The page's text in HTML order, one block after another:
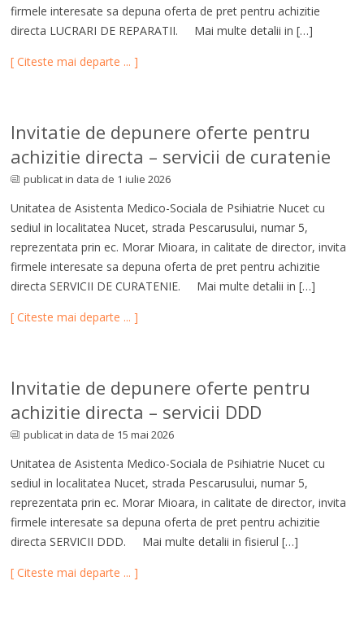
firmele interesate sa depuna oferta de pret pentru achizitie
directa LUCRARI DE REPARATII. Mai multe detalii in […]
[ Citeste mai departe ... ]
Invitatie de depunere oferte pentru
achizitie directa – servicii de curatenie
publicat in data de 1 iulie 2026
Unitatea de Asistenta Medico-Sociala de Psihiatrie Nucet cu
sediul in localitatea Nucet, strada Pescarusului, numar 5,
reprezentata prin ec. Morar Mioara, in calitate de director, invita
firmele interesate sa depuna oferta de pret pentru achizitie
directa SERVICII DE CURATENIE. Mai multe detalii in […]
[ Citeste mai departe ... ]
Invitatie de depunere oferte pentru
achizitie directa – servicii DDD
publicat in data de 15 mai 2026
Unitatea de Asistenta Medico-Sociala de Psihiatrie Nucet cu
sediul in localitatea Nucet, strada Pescarusului, numar 5,
reprezentata prin ec. Morar Mioara, in calitate de director, invita
firmele interesate sa depuna oferta de pret pentru achizitie
directa SERVICII DDD. Mai multe detalii in fisierul […]
[ Citeste mai departe ... ]